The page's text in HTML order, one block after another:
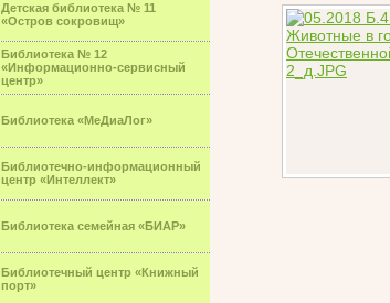
Детская библиотека № 11
«Остров сокровищ»
Библиотека № 12
«Информационно-сервисный
центр»
Библиотека «МеДиаЛог»
Библиотечно-информационный
центр «Интеллект»
Библиотека семейная «БИАР»
Библиотечный центр «Книжный
порт»